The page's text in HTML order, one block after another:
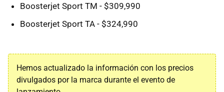
Boosterjet Sport TM - $309,990
Boosterjet Sport TA - $324,990
Hemos actualizado la información con los precios
divulgados por la marca durante el evento de